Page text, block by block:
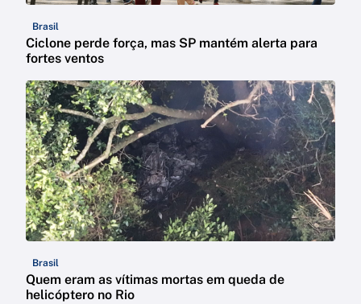
Brasil
Ciclone perde força, mas SP mantém alerta para
fortes ventos
Brasil
Quem eram as vítimas mortas em queda de
helicóptero no Rio